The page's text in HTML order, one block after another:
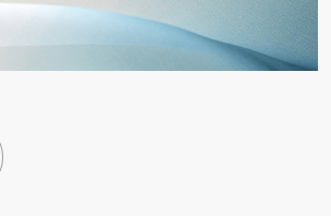
也就是西方化(英美化)的全球同此凉热
化观念的自家(-自私)主义公地悲剧
无深渊